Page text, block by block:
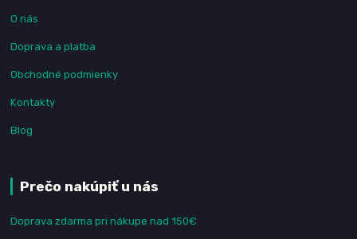
O nás
Doprava a platba
Obchodné podmienky
Kontakty
Blog
Prečo nakúpiť u nás
Doprava zdarma pri nákupe nad 150€